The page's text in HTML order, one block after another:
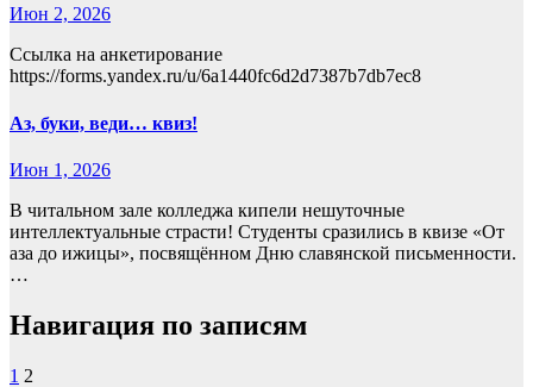
Июн 2, 2026
Ссылка на анкетирование
https://forms.yandex.ru/u/6a1440fc6d2d7387b7db7ec8
Аз, буки, веди… квиз!
Июн 1, 2026
В читальном зале колледжа кипели нешуточные
интеллектуальные страсти! Студенты сразились в квизе «От
аза до ижицы», посвящённом Дню славянской письменности.
…
Навигация по записям
1 2